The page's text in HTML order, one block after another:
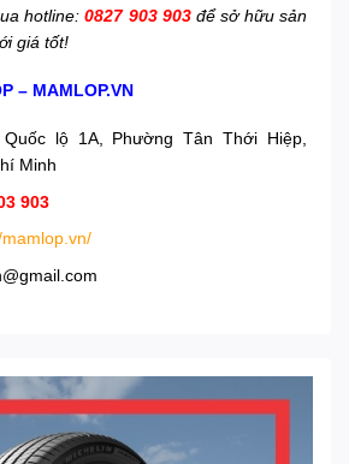
hotline:0827 903 903để sở hữu sản
giá tốt!
– MAMLOP.VN
Quốc lộ 1A, Phường Tân Thới Hiệp,
Minh
903